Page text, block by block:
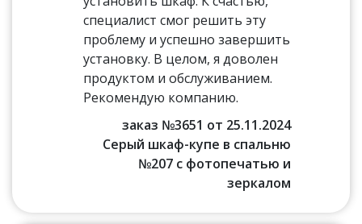
специалист смог решить эту
проблему и успешно завершить
установку. В целом, я доволен
продуктом и обслуживанием.
Рекомендую компанию.
заказ №3651 от 25.11.2024
Серый шкаф-купе в спальню
№207 с фотопечатью и
зеркалом